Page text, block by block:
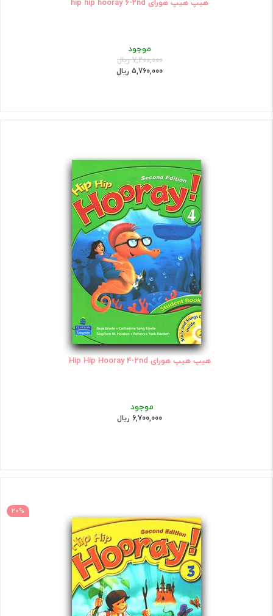
موجود
7,200,000 ریال
5,760,000 ریال
هیپ هیپ هورای Hip Hip Hooray 4-2nd
موجود
6,700,000 ریال
20%